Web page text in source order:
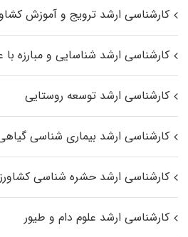
کارشناسی ارشد ترویج و آموزش
کارشناسی ارشد شناسایی و مبارزه با
کارشناسی ارشد توسعه روستایی
کارشناسی ارشد بیماری‌ شناسی
کارشناسی ارشد حشره‌ شناسی
کارشناسی ارشد علوم دام و طیور